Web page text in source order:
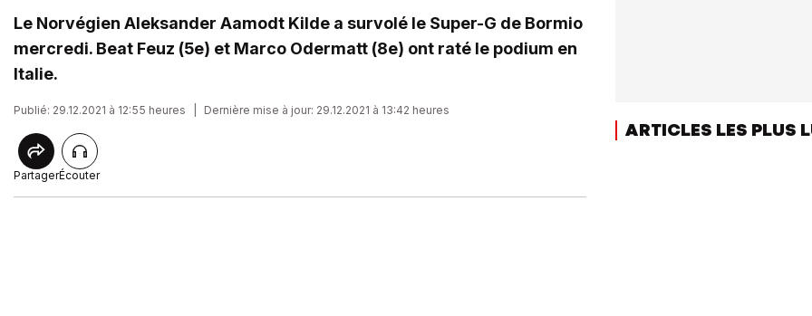
Le Norvégien Aleksander Aamodt Kilde a survolé le Super-G de Bormio
mercredi. Beat Feuz (5e) et Marco Odermatt (8e) ont raté le podium en
Italie.
Publié: 29.12.2021 à 12:55 heures Dernière mise à jour: 29.12.2021 à 13:42 heures
PartagerÉcouter
ARTICLES LES PLUS